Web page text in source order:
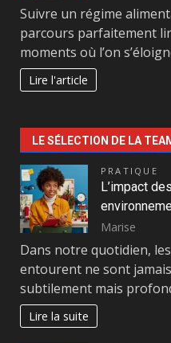
Suivre un régime
parcours parfaitement
moments où l’on
Lire l'article
LE SÉLECTION DE LA
PRATIQUE
L’impact
Marise
Dans notre quotidien,
entourent ne sont
subtilement mais
Lire la suite